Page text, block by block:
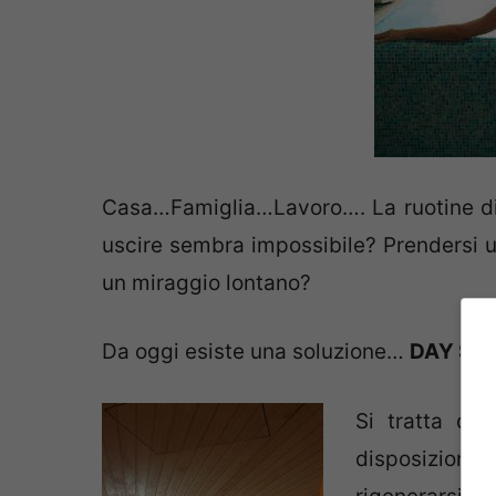
Casa…Famiglia…Lavoro…. La ruotine
uscire sembra impossibile? Prendersi
un miraggio lontano?
Da oggi esiste una soluzione… DAY SPA
Si tratta di
disposizione